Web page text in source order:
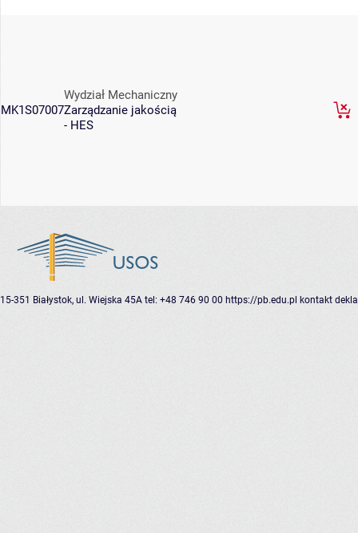
MK1S07007
Wydział Mechaniczny
Zarządzanie jakością
- HES
15-351 Białystok, ul. Wiejska 45A tel: +48 746 90 00 https://pb.edu.pl kontakt